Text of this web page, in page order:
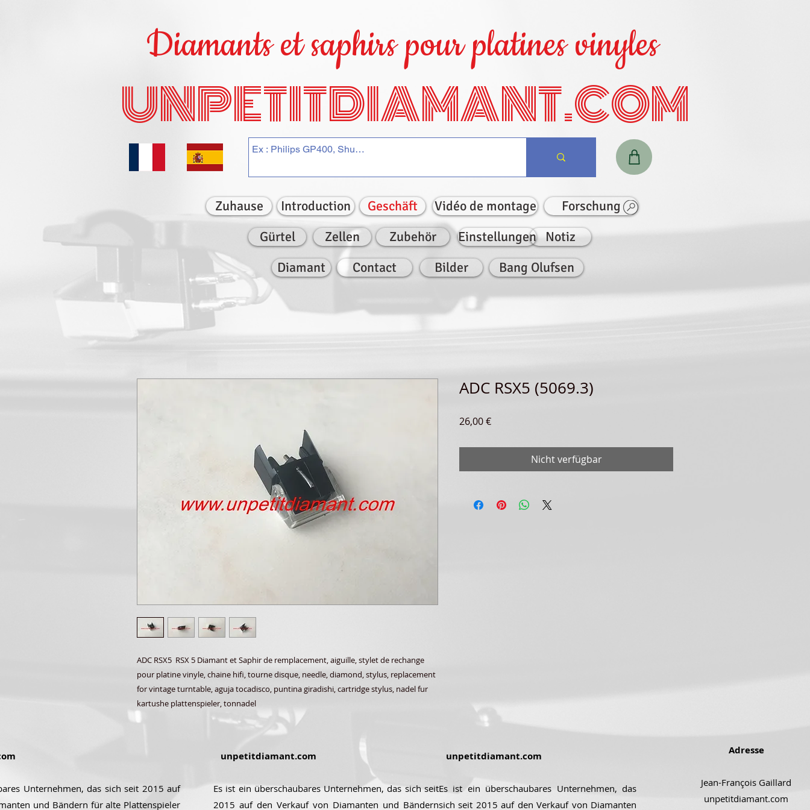
Diamants et saphirs pour platines vinyles
UNPETITDIAMANT.COM
Zuhause Introduction Geschäft Vidéo de montage
Forschung
Gürtel
Zellen Zubehör Einstellungen
Notiz
Diamant
Contact Bilder Bang Olufsen
ADC RSX5 RSX 5 Diamant et Saphir de remplacement, aiguille, stylet de rechange
pour platine vinyle, chaine hifi, tourne disque, needle, diamond, stylus, replacement
for vintage turntable, aguja tocadisco, puntina giradishi, cartridge stylus, nadel fur
kartushe plattenspieler, tonnadel
ADC RSX5 (5069.3)
26,00 €Preis
Nicht verfügbar
Unternehmen, das sich seit 2015 auf
und Bändern für alte Plattenspieler
unpetitdiamant.com
Es ist ein überschaubares Unternehmen, das sich seit
2015 auf den Verkauf von Diamanten und Bändern
unpetitdiamant.com
Es ist ein überschaubares Unternehmen, das
sich seit 2015 auf den Verkauf von Diamanten
Adresse
Jean-François Gaillard
unpetitdiamant.com